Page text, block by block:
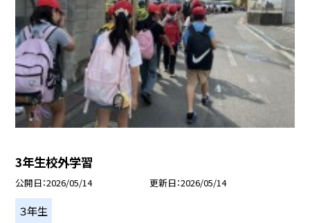
3年生校外学習
公開日 2026/05/14 更新日 2026/05/14
３年生